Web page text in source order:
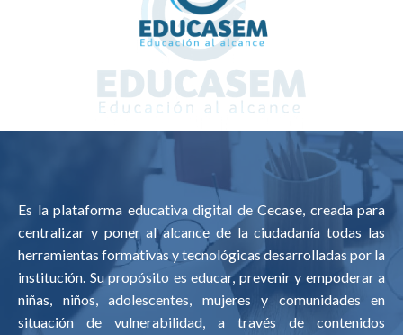
Es la plataforma educativa digital de Cecase, creada para
centralizar y poner al alcance de la ciudadanía todas las
herramientas formativas y tecnológicas desarrolladas por la
institución. Su propósito es educar, prevenir y empoderar a
niñas, niños, adolescentes, mujeres y comunidades en
situación de vulnerabilidad, a través de contenidos